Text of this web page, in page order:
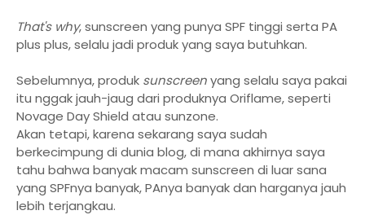
That's why, sunscreen yang punya SPF tinggi serta PA
plus plus, selalu jadi produk yang saya butuhkan.
Sebelumnya, produk sunscreenyang selalu saya pakai
itu nggak jauh-jaug dari produknya Oriflame, seperti
Novage Day Shield atau sunzone.
Akan tetapi, karena sekarang saya sudah
berkecimpung di dunia blog, di mana akhirnya saya
tahu bahwa banyak macam sunscreen di luar sana
yang SPFnya banyak, PAnya banyak dan harganya jauh
lebih terjangkau.